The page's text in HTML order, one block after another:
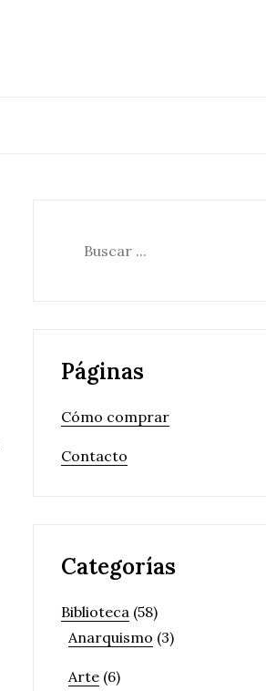
Páginas
Cómo comprar
Contacto
Categorías
Biblioteca (58)
Anarquismo (3)
Arte (6)